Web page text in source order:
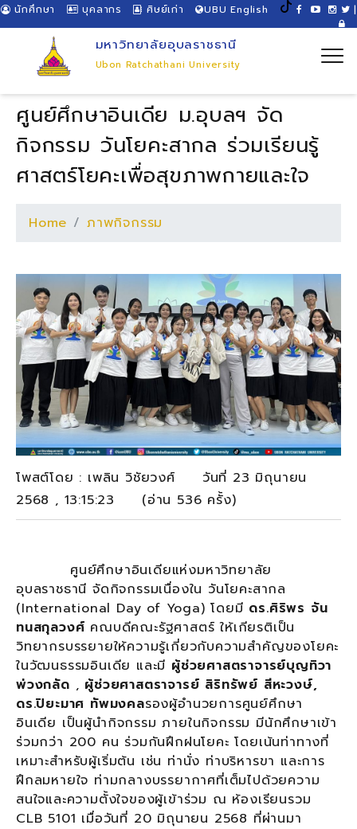
นักศึกษา บุคลากร ศิษย์เก่า UBU English |
มหาวิทยาลัยอุบลราชธานี
Ubon Ratchathani University
ศูนย์ศึกษาอินเดีย ม.อุบลฯ จัด
กิจกรรม วันโยคะสากล ร่วมเรียนรู้
ศาสตร์โยคะเพื่อสุขภาพกายและใจ
Home ภาพกิจกรรม
โพสต์โดย : เพลิน วิชัยวงศ์ วันที่ 23 มิถุนายน
2568 , 13:15:23 (อ่าน 536 ครั้ง)
ศูนย์ศึกษาอินเดียแห่งมหาวิทยาลัย
อุบลราชธานี จัดกิจกรรมเนื่องใน วันโยคะสากล
(International Day of Yoga) โดยมี ดร.ศิริพร จัน
ทนสกุลวงศ์ คณบดีคณะรัฐศาสตร์ ให้เกียรติเป็น
วิทยากรบรรยายให้ความรู้เกี่ยวกับความสำคัญของโยคะ
ในวัฒนธรรมอินเดีย และมี ผู้ช่วยศาสตราจารย์บุญทิวา
พ่วงกลัด , ผู้ช่วยศาสตราจารย์ สิริทรัพย์ สีหะวงษ์,
ดร.ปิยะมาศ ทัพมงคลรองผู้อำนวยการศูนย์ศึกษา
อินเดีย เป็นผู้นำกิจกรรม ภายในกิจกรรม มีนักศึกษาเข้า
ร่วมกว่า 200 คน ร่วมกันฝึกฝนโยคะ โดยเน้นท่าทางที่
เหมาะสำหรับผู้เริ่มต้น เช่น ท่านั่ง ท่าบริหารขา และการ
ฝึกลมหายใจ ท่ามกลางบรรยากาศที่เต็มไปด้วยความ
สนใจและความตั้งใจของผู้เข้าร่วม ณ ห้องเรียนรวม
CLB 5101 เมื่อวันที่ 20 มิถุนายน 2568 ที่ผ่านมา